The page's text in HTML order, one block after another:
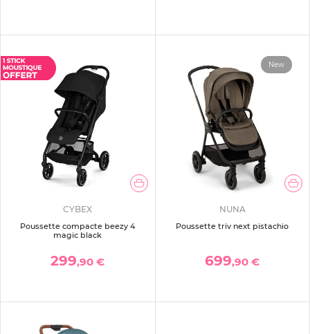
CYBEX
Poussette compacte beezy 4
magic black
299,90 €
New
NUNA
Poussette triv next pistachio
699,90 €